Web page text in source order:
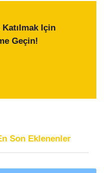
Için
Geçin!
Son Eklenenler